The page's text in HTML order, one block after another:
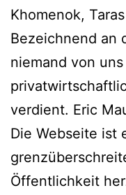
Khomenok,
Bezeichnend an
niemand von
verdient. Eric
Die Webseite ist
Öffentlichkeit